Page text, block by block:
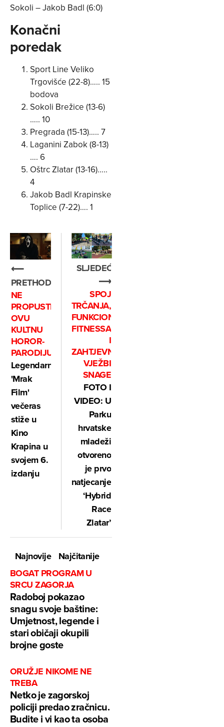
Sokoli – Jakob Badl (6:0)
Konačni
poredak
Sport Line Veliko
Trgovišće (22-8)….. 15
bodova
Sokoli Brežice (13-6)
….. 10
Pregrada (15-13)….. 7
Laganini Zabok (8-13)
…. 6
Oštrc Zlatar (13-16)…..
4
Jakob Badl Krapinske
Toplice (7-22)…. 1
⟵
PRETHODNO
NE
PROPUSTITE
OVU
KULTNU
HOROR-
PARODIJU
Legendarni
'Mrak
Film'
večeras
stiže u
Kino
Krapina u
svojem 6.
izdanju
SLJEDEĆE
⟶
SPOJ
TRČANJA,
FUNKCIONALNOG
FITNESSA
I
ZAHTJEVNIH
VJEŽBI
SNAGE
FOTO I
VIDEO: U
Parku
hrvatske
mladeži
otvoreno
je prvo
natjecanje
‘Hybrid
Race
Zlatar’
Najnovije
Najčitanije
BOGAT PROGRAM U
SRCU ZAGORJA
Radoboj pokazao
snagu svoje baštine:
Umjetnost, legende i
stari običaji okupili
brojne goste
ORUŽJE NIKOME NE
TREBA
Netko je zagorskoj
policiji predao zračnicu.
Budite i vi kao ta osoba